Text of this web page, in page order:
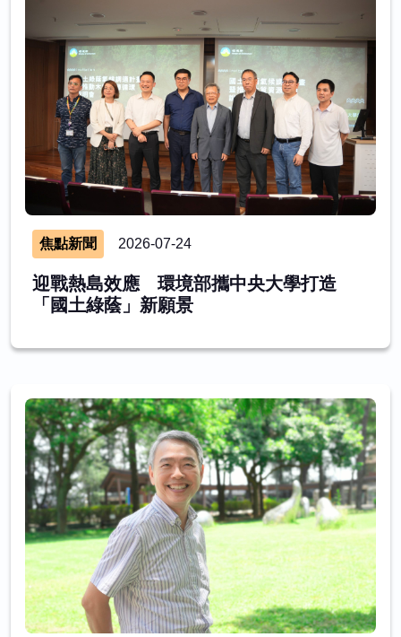
焦點新聞 2026-07-24
迎戰熱島效應 環境部攜中央大學打造
「國土綠蔭」新願景